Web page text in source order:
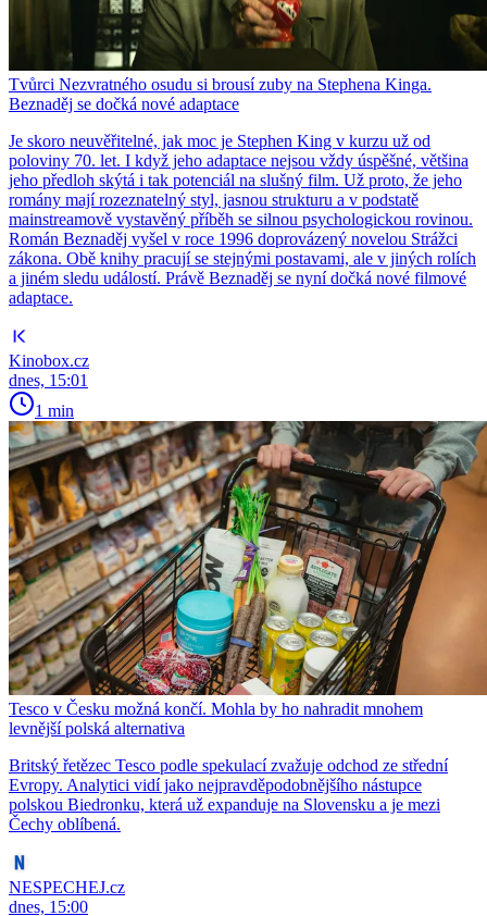
Tvůrci Nezvratného osudu si brousí zuby na Stephena Kinga.
Beznaděj se dočká nové adaptace
Je skoro neuvěřitelné, jak moc je Stephen King v kurzu už od
poloviny 70. let. I když jeho adaptace nejsou vždy úspěšné, většina
jeho předloh skýtá i tak potenciál na slušný film. Už proto, že jeho
romány mají rozeznatelný styl, jasnou strukturu a v podstatě
mainstreamově vystavěný příběh se silnou psychologickou rovinou.
Román Beznaděj vyšel v roce 1996 doprovázený novelou Strážci
zákona. Obě knihy pracují se stejnými postavami, ale v jiných rolích
a jiném sledu událostí. Právě Beznaděj se nyní dočká nové filmové
adaptace.
Kinobox.cz
dnes, 15:01
1 min
Tesco v Česku možná končí. Mohla by ho nahradit mnohem
levnější polská alternativa
Britský řetězec Tesco podle spekulací zvažuje odchod ze střední
Evropy. Analytici vidí jako nejpravděpodobnějšího nástupce
polskou Biedronku, která už expanduje na Slovensku a je mezi
Čechy oblíbená.
NESPECHEJ.cz
dnes, 15:00